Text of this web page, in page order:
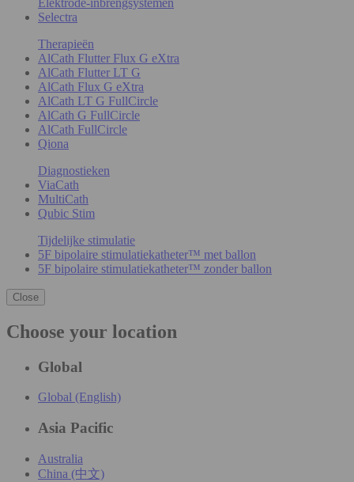
Selectra
Therapieën
AlCath Flutter Flux G eXtra
AlCath Flutter LT G
AlCath Flux G eXtra
AlCath LT G FullCircle
AlCath G FullCircle
AlCath FullCircle
Qiona
Diagnostieken
ViaCath
MultiCath
Qubic Stim
Tijdelijke stimulatie
5F bipolaire stimulatiekatheter™ met ballon
5F bipolaire stimulatiekatheter™ zonder ballon
Close
Choose your location
Global
Global (English)
Asia Pacific
Australia
China (中文)